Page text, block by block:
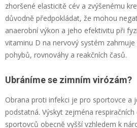
zhoršené elasticitě cév a zvýšenému
důvodně předpokládat, že mohou
anaerobní výkon a jeho efektivitu při
vitaminu D na nervový systém
pohybů, rovnováhy a reakčních časů.
Ubráníme se zimním virózám?
Obrana proti infekci je pro sportovce a
podstatná. Výskyt zejména
sportovců obecně vyšší vzhledem k